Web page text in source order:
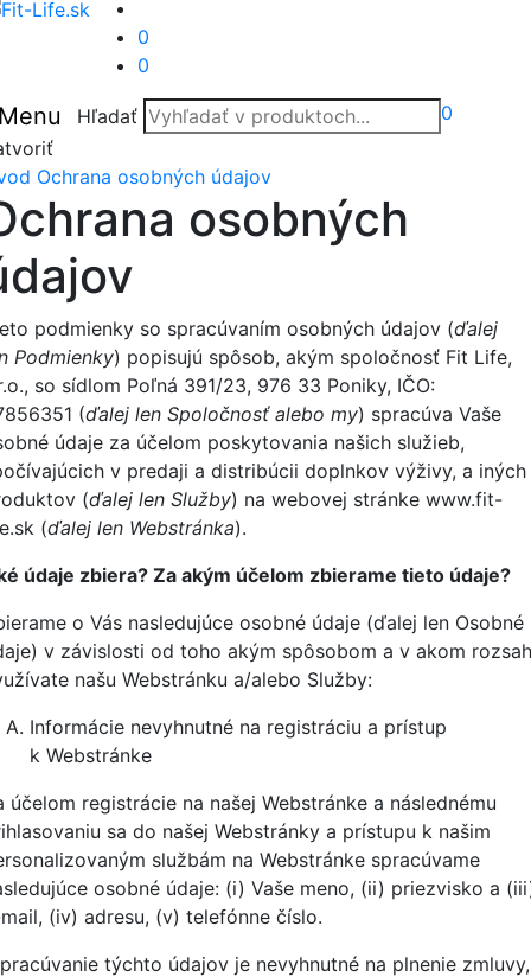
0
0
Hľadať 0
Ochrana osobných údajov
osobných
podmienky so spracúvaním osobných údajov (ďalej
Podmienky) popisujú spôsob, akým spoločnosť Fit Life,
., so sídlom Poľná 391/23, 976 33 Poniky, IČO:
(ďalej len Spoločnosťalebo my) spracúva Vaše
údaje za účelom poskytovania našich služieb,
v predaji a distribúcii doplnkov výživy, a iných
(ďalej len Služby) na webovej stránke www.fit-
(ďalej len Webstránka).
údaje zbiera? Za akým účelom zbierame tieto údaje?
o Vás nasledujúce osobné údaje (ďalej len Osobné
v závislosti od toho akým spôsobom a v akom
našu Webstránku a/alebo Služby:
Informácie nevyhnutné na registráciu a prístup
k Webstránke
účelom registrácie na našej Webstránke a následnému
sa do našej Webstránky a prístupu k našim
službám na Webstránke spracúvame
osobné údaje: (i) Vaše meno, (ii) priezvisko a
(iv) adresu, (v) telefónne číslo.
týchto údajov je nevyhnutné na plnenie zmluvy,